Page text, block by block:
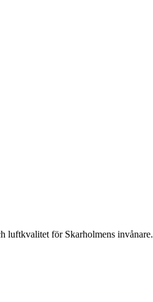
luftkvalitet för Skarholmens invånare.